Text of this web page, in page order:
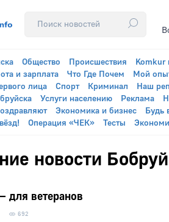
Общество Происшествия Komkur
и зарплата Что Где Почем Мой
лица Спорт Криминал Наш
Услуги населению Реклама
Экономика и бизнес Будь
Операция «ЧЕК» Тесты
новости
для ветеранов
692